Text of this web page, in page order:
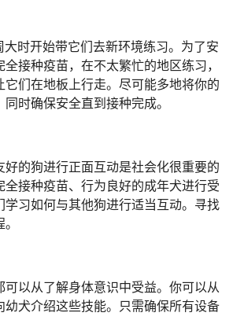
大时开始带它们去新环境练习。为了安
接种疫苗，在不太繁忙的地区练习，
它们在地板上行走。尽可能多地将你的
时确保安全直到接种完成。
好的狗进行正面互动是社会化很重要的
全接种疫苗、行为良好的成年犬进行受
学习如何与其他狗进行适当互动。寻找
可以从了解身体意识中受益。你可以从
幼犬介绍这些技能。只需确保所有设备